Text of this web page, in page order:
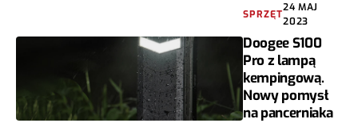
SPRZĘT
24 MAJ
2023
Doogee S100
Pro z lampą
kempingową.
Nowy pomysł
na pancerniaka